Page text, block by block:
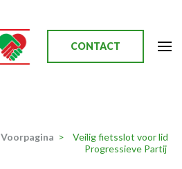
CONTACT
Voorpagina >
Veilig fietsslot voor lid
Progressieve Partij